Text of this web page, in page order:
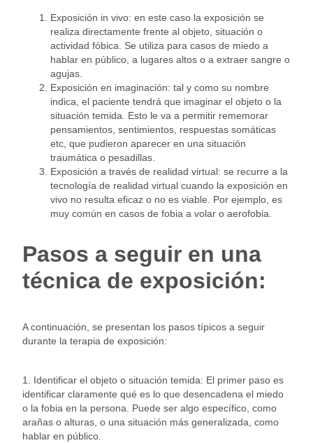
Exposición in vivo: en este caso la exposición se
realiza directamente frente al objeto, situación o
actividad fóbica. Se utiliza para casos de miedo a
hablar en público, a lugares altos o a extraer sangre o
agujas.
Exposición en imaginación: tal y como su nombre
indica, el paciente tendrá que imaginar el objeto o la
situación temida. Esto le va a permitir rememorar
pensamientos, sentimientos, respuestas somáticas
etc, que pudieron aparecer en una situación
traumática o pesadillas.
Exposición a través de realidad virtual: se recurre a la
tecnología de realidad virtual cuando la exposición en
vivo no resulta eficaz o no es viable. Por ejemplo, es
muy común en casos de fobia a volar o aerofobia.
Pasos a seguir en una
técnica de exposición:
A continuación, se presentan los pasos típicos a seguir
durante la terapia de exposición:
1. Identificar el objeto o situación temida: El primer paso es
identificar claramente qué es lo que desencadena el miedo
o la fobia en la persona. Puede ser algo específico, como
arañas o alturas, o una situación más generalizada, como
hablar en público.